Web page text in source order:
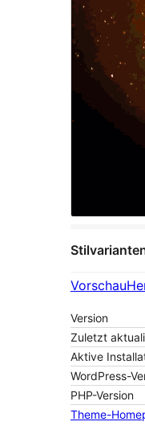
Vorschau
Version
Zuletzt
Aktive
WordPress-
PHP-Version
Theme-